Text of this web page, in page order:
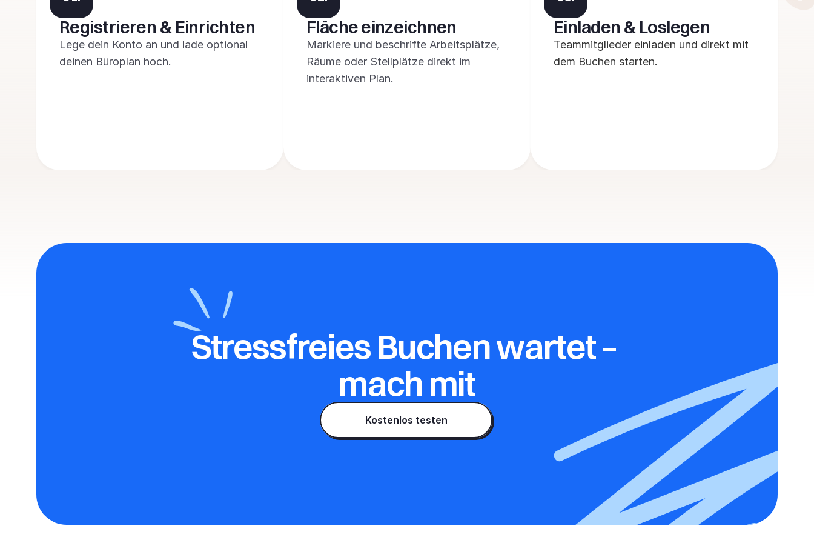
Registrieren & Einrichten
Lege dein Konto an und lade optional
deinen Büroplan hoch.
Fläche einzeichnen
Markiere und beschrifte Arbeitsplätze,
Räume oder Stellplätze direkt im
interaktiven Plan.
Einladen & Loslegen
Teammitglieder einladen und direkt mit
dem Buchen starten.
Stressfreies Buchen wartet –
mach mit
Kostenlos testen